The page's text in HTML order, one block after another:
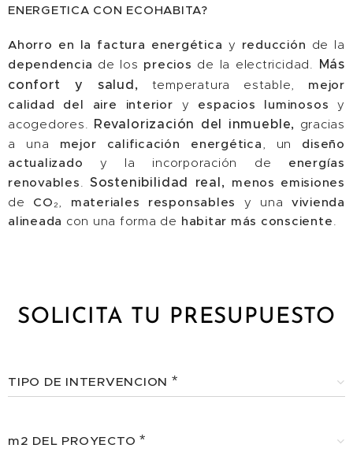
ENERGETICA CON ECOHABITA?
Ahorro en la factura energética y reducción de la
dependencia de los precios de la electricidad. Más
confort y salud, temperatura estable, mejor
calidad
del aire interior y espacios luminosos y
acogedores. Revalorización del inmueble, gracias
a una mejor calificación energética, un diseño
actualizado y la incorporación de energías
renovables. Sostenibilidad real, menos emisiones
de CO₂, materiales responsables y una vivienda
alineada con una forma de habitar más consciente.
SOLICITA TU PRESUPUESTO
TIPO DE INTERVENCION
m2 DEL PROYECTO